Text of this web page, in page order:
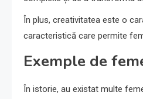
În plus, creativitatea este o
caracteristică care permite
Exemple de
În istorie, au existat multe